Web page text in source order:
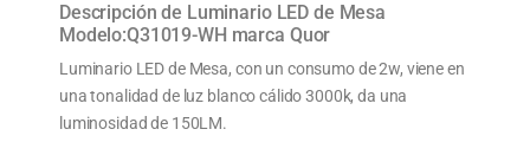
Descripción de Luminario LED de Mesa
Modelo:Q31019-WH marca Quor
Luminario LED de Mesa, con un consumo de 2w, viene en
una tonalidad de luz blanco cálido 3000k, da una
luminosidad de 150LM.